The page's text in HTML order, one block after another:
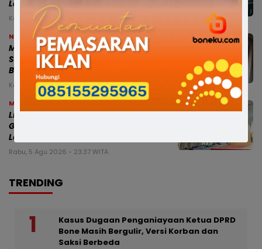
Layanan Penjaminan UMKM
Kamis, 6 Agu 2026 - 01:21 WITA
News
Miris, Bocah 8 Tahun Diduga Dianiaya
Saat Hendak Mengaji di Masjid, Kepala
Bocor hingga Dijahit
Kamis, 6 Agu 2026 - 00:25 WITA
Makassar
Lima Bupati Aktif Resmi Pimpin DPC
Gerindra di Sulsel, Dasco Pimpin
Langsung Pengukuhan
Rabu, 5 Agu 2026 - 23:37 WITA
TRENDING
Kasus Dugaan Penganiayaan Ketua DPRD
Bone Masih Bergulir, Versi Korban dan
Saksi Berbeda